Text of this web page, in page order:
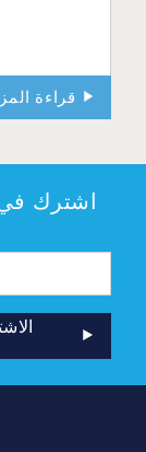
قراءة
اشترك في